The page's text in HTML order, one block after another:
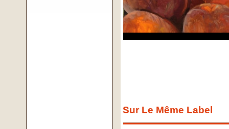
Sur Le Même Label